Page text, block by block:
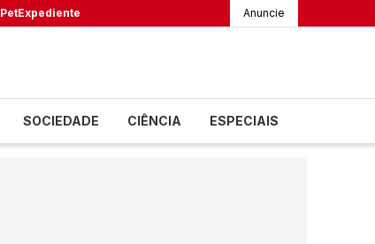
PetExpediente Anuncie
SOCIEDADE CIÊNCIA ESPECIAIS